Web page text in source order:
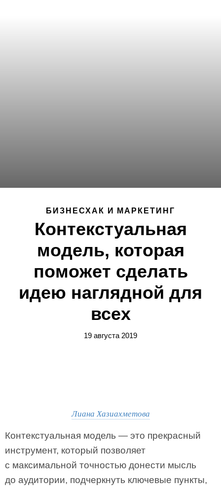
БИЗНЕСХАК И МАРКЕТИНГ
Контекстуальная
модель, которая
поможет сделать
идею наглядной для
всех
19 августа 2019
Лиана Хазиахметова
Контекстуальная модель — это прекрасный
инструмент, который позволяет
с максимальной точностью донести мысль
до аудитории, подчеркнуть ключевые пункты,